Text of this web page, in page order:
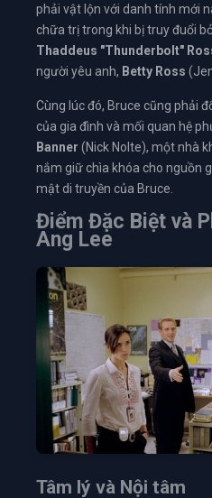
phải vật lộn với danh tính mới
chữa trị trong khi bị truy đuổi
Thaddeus "Thunderbolt"
người yêu anh, Betty Ross
Cùng lúc đó, Bruce cũng phải
của gia đình và mối quan hệ
Banner (Nick Nolte), một nhà
nắm giữ chìa khóa cho nguồn
mật di truyền của Bruce.
Điểm Đặc Biệt và
Ang Lee
Tâm lý và Nội tâm